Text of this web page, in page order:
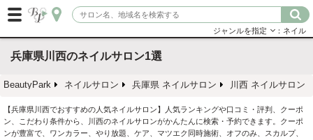
ジャンルを指定 ：ネイル
兵庫県川西のネイルサロン1選
BeautyPark ネイルサロン 兵庫県 ネイルサロン 川西 ネイルサロン
【兵庫県川西でおすすめの人気ネイルサロン】人気ランキングや口コミ・評判、クーポ
ン、こだわり条件から、川西のネイルサロンがかんたんに検索・予約できます。クーポ
ンが豊富で、ワンカラー、やり放題、ケア、マツエク同時施術、オフのみ、スカルプ、